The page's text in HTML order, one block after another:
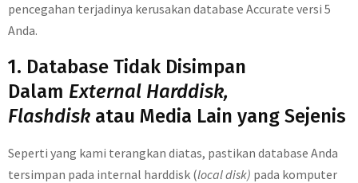
pencegahan terjadinya kerusakan database Accurate versi 5
Anda.
1. Database Tidak Disimpan
Dalam External Harddisk,
Flashdisk atau Media Lain yang Sejenis
Seperti yang kami terangkan diatas, pastikan database Anda
tersimpan pada internal harddisk (local disk) pada komputer